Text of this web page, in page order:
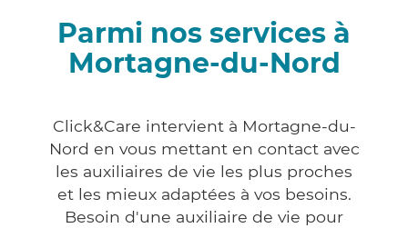
Parmi nos services à
Mortagne-du-Nord
Click&Care intervient à Mortagne-du-
Nord en vous mettant en contact avec
les auxiliaires de vie les plus proches
et les mieux adaptées à vos besoins.
Besoin d'une auxiliaire de vie pour